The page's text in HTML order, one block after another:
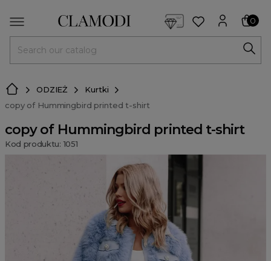
0
ODZIEŻ
Kurtki
copy of Hummingbird printed t-shirt
copy of Hummingbird printed t-shirt
Kod produktu: 1051